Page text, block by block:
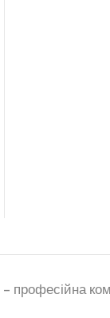
– професійна